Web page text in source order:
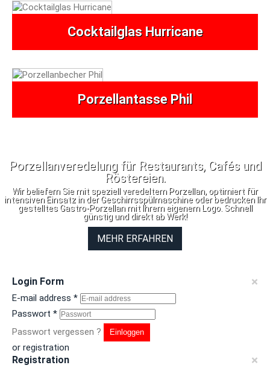
Cocktailglas Hurricane
Porzellantasse Phil
Porzellanveredelung für Restaurants, Cafés und
Röstereien.
Wir beliefern Sie mit speziell veredeltem Porzellan, optimiert für
intensiven Einsatz in der Geschirrsspülmaschine oder bedrucken Ihr
gestelltes Gastro-Porzellan mit Ihrem eigenem Logo. Schnell
günstig und direkt ab Werk!
MEHR ERFAHREN
×
Login Form
E-mail address *
Passwort *
Passwort vergessen ?
Einloggen
or registration
×
Registration